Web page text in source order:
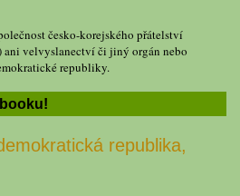
česko-korejského přátelství
ani velvyslanectví či jiný orgán nebo
republiky.
republika,